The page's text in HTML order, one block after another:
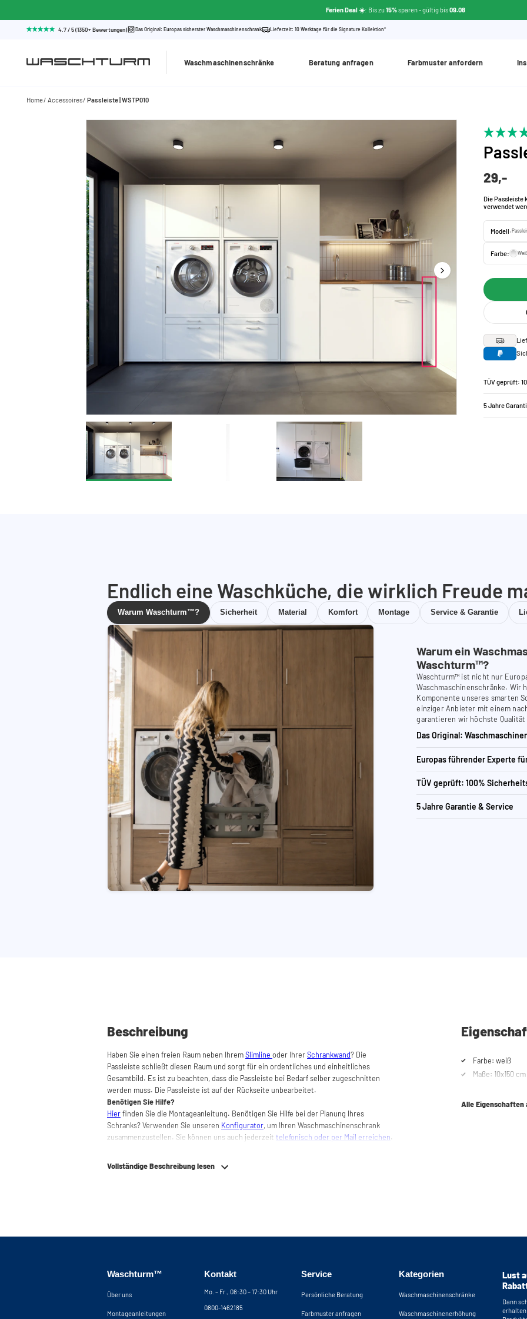
Ferien Deal ☀️: Bis zu15%sparen- gültig bis09.08
4.7 / 5 (1350+ Bewertungen) Das Original: Europas sicherster Waschmaschinenschrank Lieferzeit: 10 Werktage für die Signature Kollektion*
Waschmaschinenschränke Beratung anfragen Farbmuster anfordern
Home Accessoires Passleiste | WSTP010
29,-
Die Passleiste
verwendet
Modell:
Farbe:
TÜV geprüft:
5 Jahre
Endlich eine Waschküche, die wirklich Freude
Warum Waschturm™? Sicherheit Material Komfort Montage Service & Garantie
Warum ein
Waschturm™?
Waschturm™ ist nicht nur
Waschmaschinenschränke. Wir
Komponente unseres smarten
einziger Anbieter mit einem
garantieren wir höchste
Das Original:
Europas führender Experte
TÜV geprüft: 100%
5 Jahre Garantie & Service
Beschreibung
Haben Sie einen freien Raum neben IhremSlimline oder IhrerSchrankwand? Die
Passleiste schließt diesen Raum und sorgt für ein ordentliches und einheitliches
Gesamtbild. Es ist zu beachten, dass die Passleiste bei Bedarf selber zugeschnitten
werden muss. Die Passleiste ist auf der Rückseite unbearbeitet.
Benötigen Sie Hilfe?
Hierfinden Sie die Montageanleitung. Benötigen Sie Hilfe bei der Planung Ihres
Schranks? Verwenden Sie unseren Konfigurator, um Ihren Waschmaschinenschrank
zusammenzustellen. Sie können uns auch jederzeit telefonisch oder per Mail erreichen.
Vollständige Beschreibung lesen
Farbe: weiß
Maße: 10x150
Alle Eigenschaften
Waschturm™
Über uns
Montageanleitungen
Kontakt
Mo. – Fr., 08:30 – 17:30 Uhr
0800-1462185
Service
Persönliche Beratung
Farbmuster anfragen
Kategorien
Waschmaschinenschränke
Waschmaschinenerhöhung
Lust
Dann
erhalten